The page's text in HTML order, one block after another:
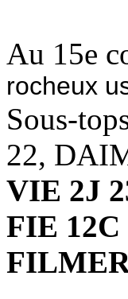
Au 15e
rocheux
Sous-
22,
VIE 2J
FIE 12C